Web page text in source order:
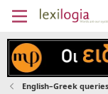
English–Greek queries